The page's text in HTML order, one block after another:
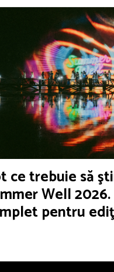
ce trebuie să
Well
pentru